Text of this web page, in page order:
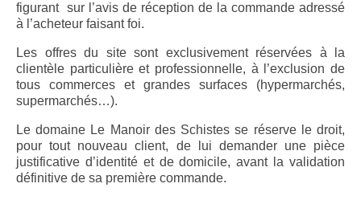
figurant sur l’avis de réception de la commande adressé
à l’acheteur faisant foi.
Les offres du site sont exclusivement réservées à la
clientèle particulière et professionnelle, à l’exclusion de
tous commerces et grandes surfaces (hypermarchés,
supermarchés…).
Le domaine Le Manoir des Schistes se réserve le droit,
pour tout nouveau client, de lui demander une pièce
justificative d’identité et de domicile, avant la validation
définitive de sa première commande.